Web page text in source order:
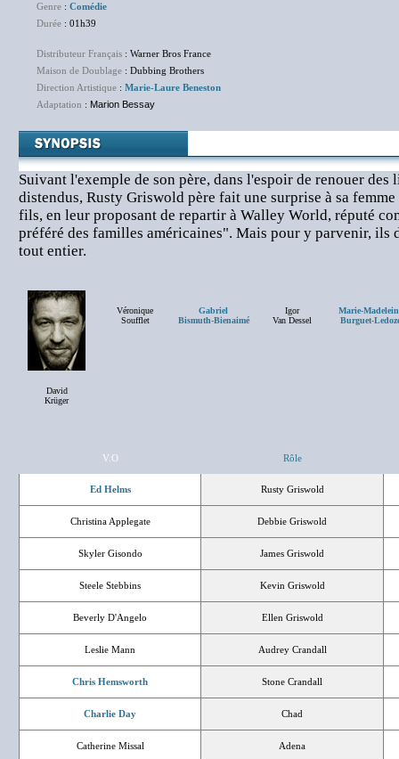
Genre : Comédie
Durée : 01h39
Distributeur Français : Warner Bros France
Maison de Doublage : Dubbing Brothers
Direction Artistique : Marie-Laure Beneston
Adaptation : Marion Bessay
Suivant l'exemple de son père, dans l'espoir de renouer
distendus, Rusty Griswold père fait une surprise à sa
fils, en leur proposant de repartir à Walley World, réputé
préféré des familles américaines". Mais pour y parvenir, ils
tout entier.
David
Krüger
Véronique
Soufflet
Gabriel
Bismuth-Bienaimé
Igor
Van Dessel
Marie-
Burguet-
V.O Rôle
Ed Helms Rusty Griswold
Christina Applegate Debbie Griswold
Skyler Gisondo James Griswold
Steele Stebbins Kevin Griswold
Beverly D'Angelo Ellen Griswold
Leslie Mann Audrey Crandall
Chris Hemsworth Stone Crandall
Charlie Day Chad
Catherine Missal Adena